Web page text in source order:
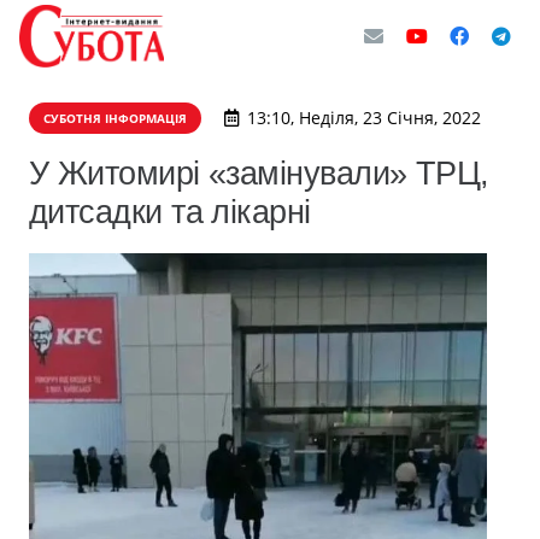
СУБОТНЯ ІНФОРМАЦІЯ 13:10, Неділя, 23 Січня, 2022
У Житомирі «замінували» ТРЦ,
дитсадки та лікарні